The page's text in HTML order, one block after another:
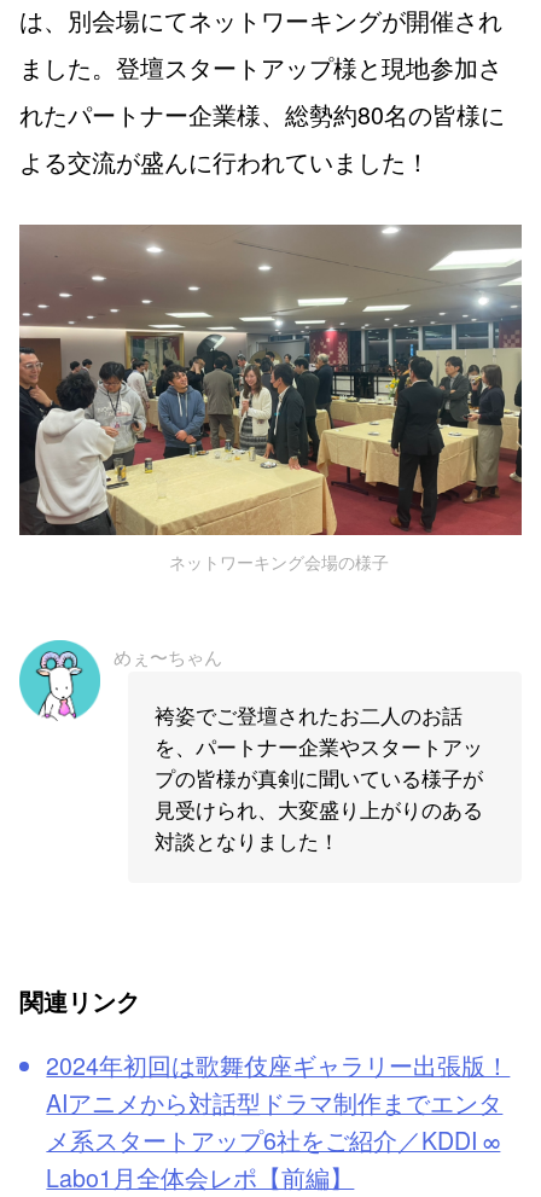
は、別会場にてネットワーキングが開催され
ました。登壇スタートアップ様と現地参加さ
れたパートナー企業様、総勢約80名の皆様に
よる交流が盛んに行われていました！
ネットワーキング会場の様子
めぇ〜ちゃん
袴姿でご登壇されたお二人のお話
を、パートナー企業やスタートアッ
プの皆様が真剣に聞いている様子が
見受けられ、大変盛り上がりのある
対談となりました！
関連リンク
2024年初回は歌舞伎座ギャラリー出張版！
AIアニメから対話型ドラマ制作までエンタ
メ系スタートアップ6社をご紹介／KDDI ∞
Labo1月全体会レポ【前編】